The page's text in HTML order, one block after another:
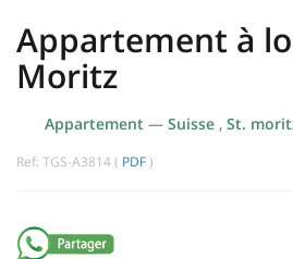
Appartement à
Moritz
Appartement — Suisse , St.
Ref: TGS-A3814 ( PDF )